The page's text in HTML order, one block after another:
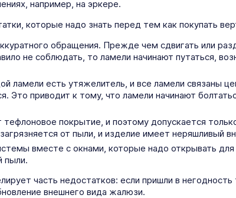
например, на эркере.
которые надо знать перед тем как покупать
обращения. Прежде чем сдвигать или
не соблюдать, то ламели начинают путаться,
ламели есть утяжелитель, и все ламели связаны
Это приводит к тому, что ламели начинают
покрытие, и поэтому допускается
от пыли, и изделие имеет неряшливый
вместе с окнами, которые надо открывать
пыли.
часть недостатков: если пришли в
внешнего вида жалюзи.